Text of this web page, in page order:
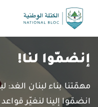
إنضمّوا لنا!
مهمّتنا بناء لبنان
انضمّوا إلينا لنغيّر